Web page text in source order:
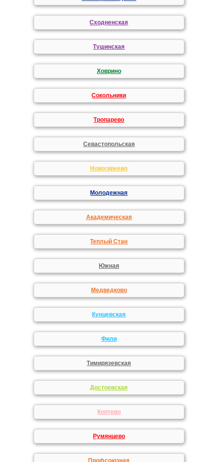
Сходненская
Тушинская
Ховрино
Сокольники
Тропарево
Севастопольская
Новогиреево
Молодежная
Академическая
Теплый Стан
Южная
Медведково
Кунцевская
Фили
Тимирязевская
Достоевская
Коптево
Румянцево
Профсоюзная